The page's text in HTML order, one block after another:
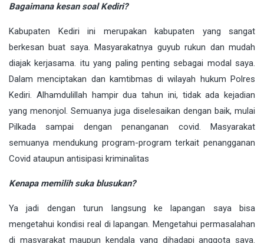
Bagaimana kesan soal Kediri?
Kabupaten Kediri ini merupakan kabupaten yang sangat
berkesan buat saya. Masyarakatnya guyub rukun dan mudah
diajak kerjasama. itu yang paling penting sebagai modal saya.
Dalam menciptakan dan kamtibmas di wilayah hukum Polres
Kediri. Alhamdulillah hampir dua tahun ini, tidak ada kejadian
yang menonjol. Semuanya juga diselesaikan dengan baik, mulai
Pilkada sampai dengan penanganan covid. Masyarakat
semuanya mendukung program-program terkait penangganan
Covid ataupun antisipasi kriminalitas
Kenapa memilih suka blusukan?
Ya jadi dengan turun langsung ke lapangan saya bisa
mengetahui kondisi real di lapangan. Mengetahui permasalahan
di masyarakat maupun kendala yang dihadapi anggota saya.